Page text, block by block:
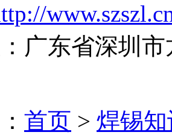
广东省深圳
首页 > 焊锡